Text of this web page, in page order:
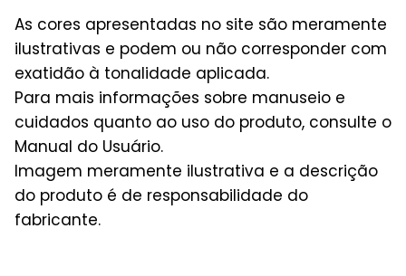
As cores apresentadas no site são meramente
ilustrativas e podem ou não corresponder com
exatidão à tonalidade aplicada.
Para mais informações sobre manuseio e
cuidados quanto ao uso do produto, consulte o
Manual do Usuário.
Imagem meramente ilustrativa e a descrição
do produto é de responsabilidade do
fabricante.